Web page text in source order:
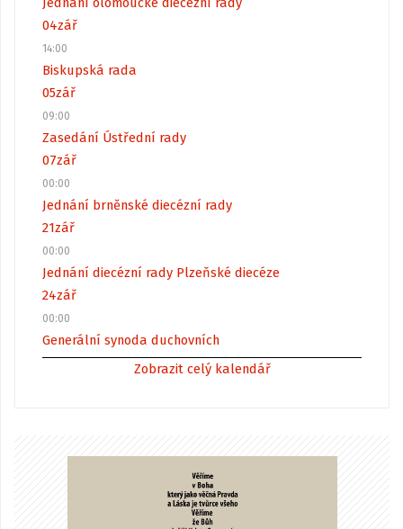
04zář
14:00
Biskupská rada
05zář
09:00
Zasedání Ústřední rady
07zář
00:00
Jednání brněnské diecézní rady
21zář
00:00
Jednání diecézní rady Plzeňské diecéze
24zář
00:00
Generální synoda duchovních
Zobrazit celý kalendář